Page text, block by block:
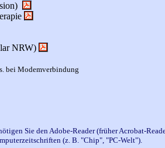
NRW)
bei Modemverbindung
Sie den Adobe-Reader (früher Acrobat-
(z. B. "Chip", "PC-Welt").